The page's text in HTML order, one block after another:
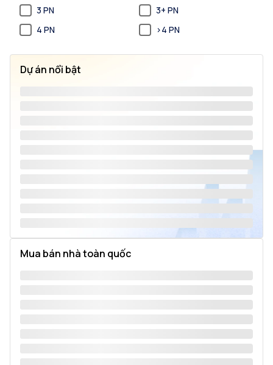
3 PN
3+ PN
4 PN
>4 PN
Dự án nổi bật
Mua bán nhà toàn quốc